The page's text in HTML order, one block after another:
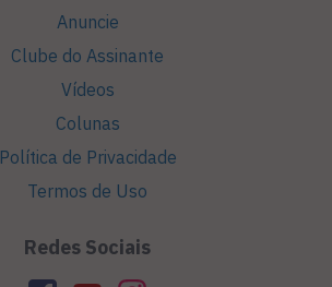
Anuncie
Clube do Assinante
Vídeos
Colunas
Política de Privacidade
Termos de Uso
Redes Sociais